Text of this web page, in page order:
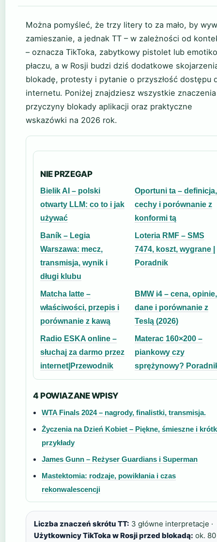
Można pomyśleć, że trzy litery to za mało, by
zamieszanie, a jednak TT – w zależności od
– oznacza TikToka, zabytkowy pistolet lub
płaczu, a w Rosji budzi dziś dodatkowe
blokadę, protesty i pytanie o przyszłość dostępu
internetu. Poniżej znajdziesz wszystkie znaczenia
przyczyny blokady aplikacji oraz praktyczne
wskazówki na 2026 rok.
NIE PRZEGAP
Bielik AI – polski
otwarty LLM: co to i jak
używać
Oportuni ta – definicja,
cechy i porównanie z
konformi tą
Baník – Legia
Warszawa: mecz,
transmisja, wynik i
długi klubu
Loteria RMF – SMS
7474, koszt, wygrane |
Poradnik
Matcha latte –
właściwości, przepis i
porównanie z kawą
BMW i4 – cena, opinie,
dane i porównanie z
Teslą (2026)
Radio ESKA online –
słuchaj za darmo przez
internet|Przewodnik
Materac 160×200 –
piankowy czy
sprężynowy?
4 POWIAZANE WPISY
WTA Finals 2024 – nagrody, finalistki, transmisja.
Życzenia na Dzień Kobiet – Piękne, śmieszne i
przykłady
James Gunn – Reżyser Guardians i Superman
Mastektomia: rodzaje, powikłania i czas
rekonwalescencji
Liczba znaczeń skrótu TT: 3 główne interpretacje ·
Użytkownicy TikToka w Rosji przed blokadą: ok. 80